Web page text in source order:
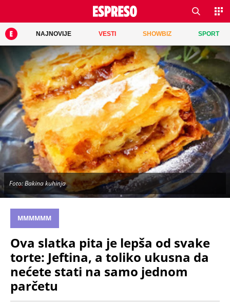
NAJNOVIJE VESTI SHOWBIZ SPORT
Foto: Bakina kuhinja
MMMMMM
Ova slatka pita je lepša od svake
torte: Jeftina, a toliko ukusna da
nećete stati na samo jednom
parčetu